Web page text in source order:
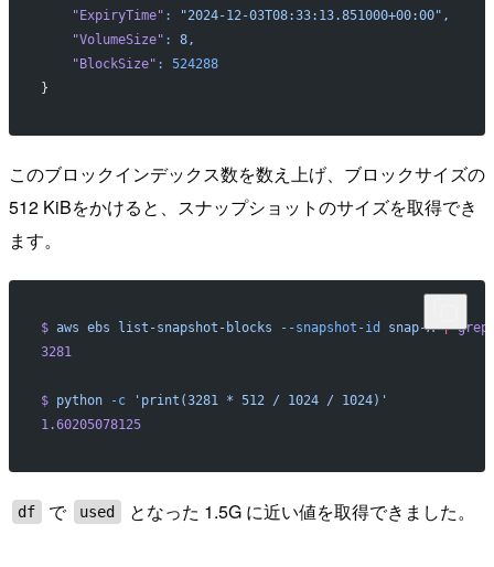
    "ExpiryTime"
:
"2024-12-03T08:33:13.851000+00:00",
    "VolumeSize"
:
8,
    "BlockSize"
:
524288
}
このブロックインデックス数を数え上げ、ブロックサイズの
512 KiBをかけると、スナップショットのサイズを取得でき
ます。
$ aws ebs list-snapshot-blocks --snapshot-id snap-A | grep
3281
$ python -c 'print(3281 * 512 / 1024 / 1024)'
1.60205078125
df で used となった 1.5G に近い値を取得できました。